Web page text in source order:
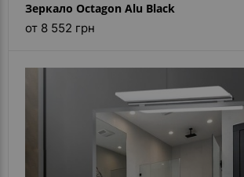
Зеркало Octagon Alu Black
от 8 552 грн